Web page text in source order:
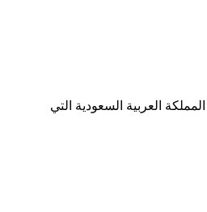
العربية السعودية التي